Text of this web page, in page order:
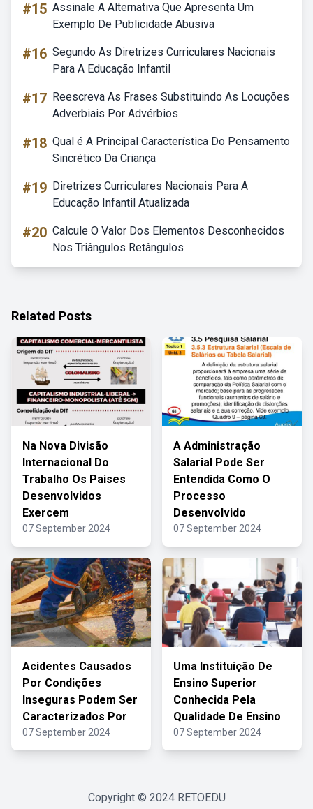
#15 Assinale A Alternativa Que Apresenta Um
Exemplo De Publicidade Abusiva
#16 Segundo As Diretrizes Curriculares Nacionais
Para A Educação Infantil
#17 Reescreva As Frases Substituindo As Locuções
Adverbiais Por Advérbios
#18 Qual é A Principal Característica Do Pensamento
Sincrético Da Criança
#19 Diretrizes Curriculares Nacionais Para A
Educação Infantil Atualizada
#20 Calcule O Valor Dos Elementos Desconhecidos
Nos Triângulos Retângulos
Related Posts
Na Nova Divisão
Internacional Do
Trabalho Os Paises
Desenvolvidos
Exercem
07 September 2024
A Administração
Salarial Pode Ser
Entendida Como O
Processo
Desenvolvido
07 September 2024
Acidentes Causados
Por Condições
Inseguras Podem Ser
Caracterizados Por
07 September 2024
Uma Instituição De
Ensino Superior
Conhecida Pela
Qualidade De Ensino
07 September 2024
Copyright © 2024 RETOEDU